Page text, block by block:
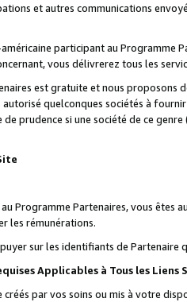
et autres communications
participant au
vous délivrerez tous les
est gratuite et nous proposons
quelconques sociétés à
prudence si une société de ce
Programme Partenaires, vous êtes
les rémunérations.
sur les identifiants de Partenaire
Applicables à Tous les Liens
créés par vos soins ou mis à votre